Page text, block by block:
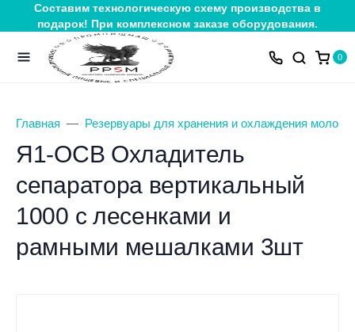
Составим технологическую схему производства в
подарок! При комплексном заказе оборудования.
0
Главная Резервуары для хранения и охлаждения молока
Я1-ОСВ Охладитель
сепаратора вертикальный
1000 с лесенками и
рамными мешалками 3шт